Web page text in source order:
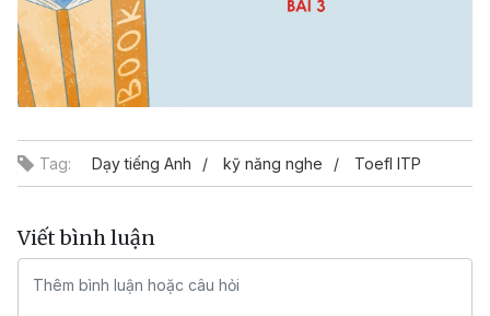
Tag: Dạy tiếng Anh kỹ năng nghe Toefl ITP
Viết bình luận